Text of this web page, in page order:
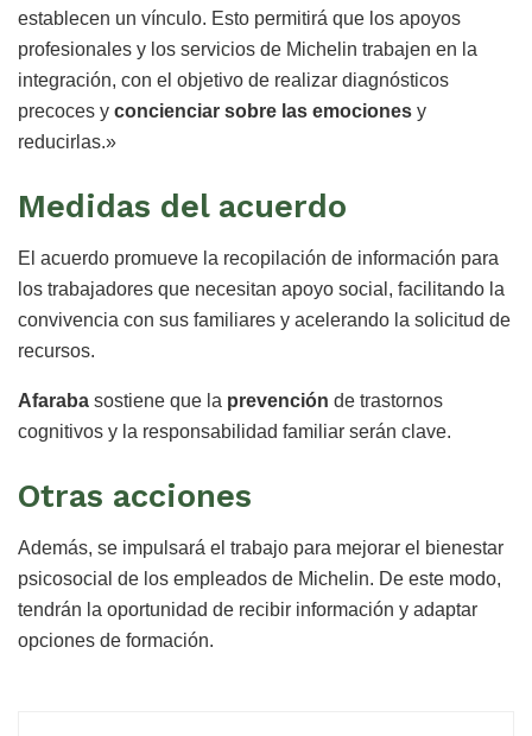
establecen un vínculo. Esto permitirá que los apoyos
profesionales y los servicios de Michelin trabajen en la
integración, con el objetivo de realizar diagnósticos
precoces y concienciar sobre las emociones y
reducirlas.»
Medidas del acuerdo
El acuerdo promueve la recopilación de información para
los trabajadores que necesitan apoyo social, facilitando la
convivencia con sus familiares y acelerando la solicitud de
recursos.
Afaraba sostiene que la prevención de trastornos
cognitivos y la responsabilidad familiar serán clave.
Otras acciones
Además, se impulsará el trabajo para mejorar el bienestar
psicosocial de los empleados de Michelin. De este modo,
tendrán la oportunidad de recibir información y adaptar
opciones de formación.